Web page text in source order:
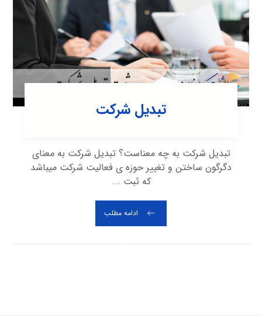
تبدیل شرکت
تبدیل شرکت به چه معناست؟ تبدیل شرکت به معنای
دگرگون ساختن و تغییر حوزه ی فعالیت شرکت می‎باشد
که ثبت ...
ادامه مطلب